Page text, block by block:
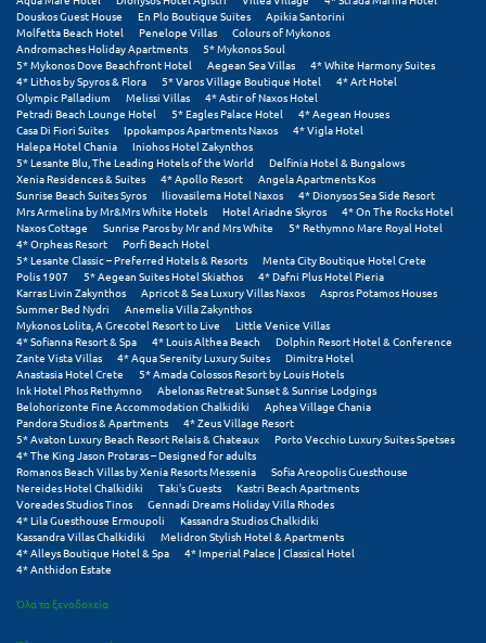
Ρόδος
Σ
Σαλαμίνα
Σαμοθράκη
Σάμος
Σαντορίνη
Σέριφος
Σέρρες
Σιθωνία
Σίκινος
Σίφνος
Σκαφιδιά Ηλείας
Σκιάθος
Σκόπελος
Douskos Guest House
En Plo Boutique Suites
Apikia Santorini
Molfetta Beach Hotel
Penelope Villas
Colours of Mykonos
Andromaches Holiday Apartments
5* Mykonos Soul
5* Mykonos Dove Beachfront Hotel
Aegean Sea Villas
4* White Harmony Suites
4* Lithos by Spyros & Flora
5* Varos Village Boutique Hotel
4* Art Hotel
Olympic Palladium
Melissi Villas
4* Astir of Naxos Hotel
Petradi Beach Lounge Hotel
5* Eagles Palace Hotel
4* Aegean Houses
Casa Di Fiori Suites
Ippokampos Apartments Naxos
4* Vigla Hotel
Halepa Hotel Chania
Iniohos Hotel Zakynthos
5* Lesante Blu, The Leading Hotels of the World
Delfinia Hotel & Bungalows
Xenia Residences & Suites
4* Apollo Resort
Angela Apartments Kos
Sunrise Beach Suites Syros
Iliovasilema Hotel Naxos
4* Dionysos Sea Side Resort
Mrs Armelina by Mr&Mrs White Hotels
Hotel Ariadne Skyros
4* On The Rocks Hotel
Naxos Cottage
Sunrise Paros by Mr and Mrs White
5* Rethymno Mare Royal Hotel
4* Orpheas Resort
Porfi Beach Hotel
5* Lesante Classic – Preferred Hotels & Resorts
Menta City Boutique Hotel Crete
Polis 1907
5* Aegean Suites Hotel Skiathos
4* Dafni Plus Hotel Pieria
Karras Livin Zakynthos
Apricot & Sea Luxury Villas Naxos
Aspros Potamos Houses
Summer Bed Nydri
Anemelia Villa Zakynthos
Mykonos Lolita, A Grecotel Resort to Live
Little Venice Villas
4* Sofianna Resort & Spa
4* Louis Althea Beach
Dolphin Resort Hotel & Conference
Zante Vista Villas
4* Aqua Serenity Luxury Suites
Dimitra Hotel
Anastasia Hotel Crete
5* Amada Colossos Resort by Louis Hotels
Ink Hotel Phos Rethymno
Abelonas Retreat Sunset & Sunrise Lodgings
Belohorizonte Fine Accommodation Chalkidiki
Aphea Village Chania
Pandora Studios & Apartments
4* Zeus Village Resort
5* Avaton Luxury Beach Resort Relais & Chateaux
Porto Vecchio Luxury Suites Spetses
4* The King Jason Protaras – Designed for adults
Romanos Beach Villas by Xenia Resorts Messenia
Sofia Areopolis Guesthouse
Nereides Hotel Chalkidiki
Taki's Guests
Kastri Beach Apartments
Voreades Studios Tinos
Gennadi Dreams Holiday Villa Rhodes
4* Lila Guesthouse Ermoupoli
Kassandra Studios Chalkidiki
Kassandra Villas Chalkidiki
Melidron Stylish Hotel & Apartments
4* Alleys Boutique Hotel & Spa
4* Imperial Palace | Classical Hotel
4* Anthidon Estate
Όλα τα ξενοδοχεία